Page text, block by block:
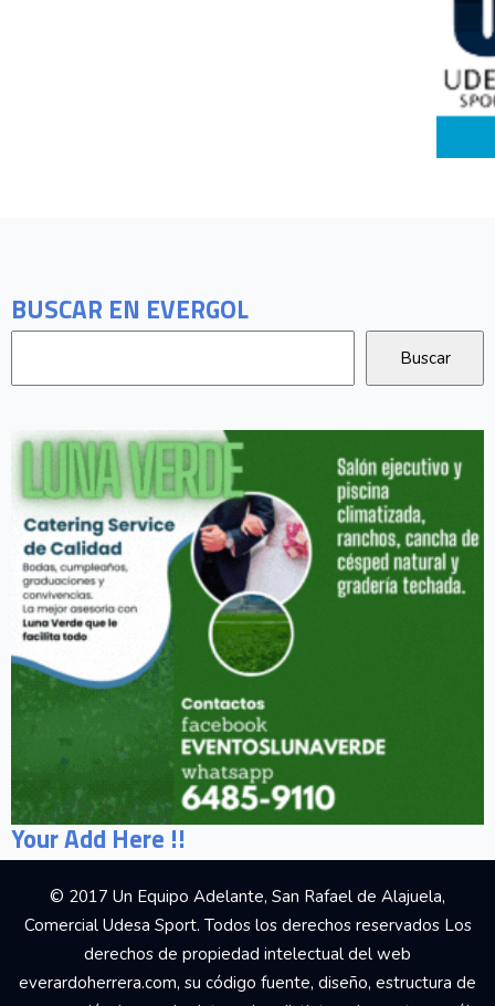
BUSCAR EN EVERGOL
Your Add Here !!
© 2017 Un Equipo Adelante, San Rafael de Alajuela,
Comercial Udesa Sport. Todos los derechos reservados Los
derechos de propiedad intelectual del web
everardoherrera.com, su código fuente, diseño, estructura de